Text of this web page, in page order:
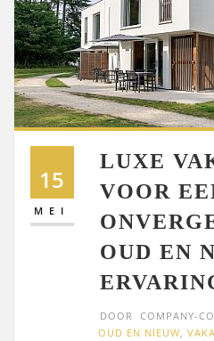
15
MEI
LUXE
VOOR
OUD EN
DOOR COMPANY-
OUD EN NIEUW ,